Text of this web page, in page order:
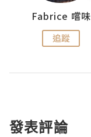
Fabrice 嚐味
追蹤
發表評論